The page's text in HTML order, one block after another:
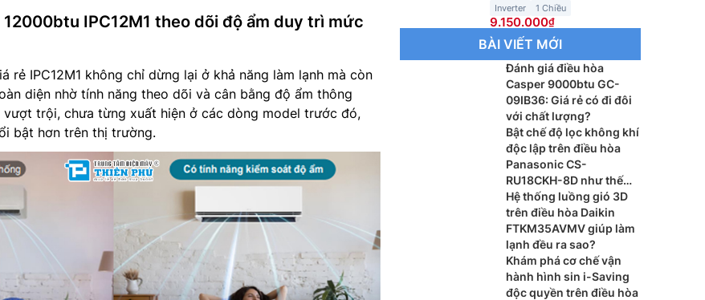
12000btu IPC12M1 theo dõi độ ẩm duy trì mức
rẻ IPC12M1 không chỉ dừng lại ở khả năng làm lạnh mà còn
diện nhờ tính năng theo dõi và cân bằng độ ẩm thông
trội, chưa từng xuất hiện ở các dòng model trước đó,
bật hơn trên thị trường.
Inverter 1 Chiều
9.150.000
BÀI VIẾT MỚI
Đánh giá điều hòa
Casper 9000btu GC-
09IB36: Giá rẻ có đi đôi
với chất lượng?
Bật chế độ lọc không khí
độc lập trên điều hòa
Panasonic CS-
RU18CKH-8D như thế
nào?
Hệ thống luồng gió 3D
trên điều hòa Daikin
FTKM35AVMV giúp làm
lạnh đều ra sao?
Khám phá cơ chế vận
hành hình sin i-Saving
độc quyền trên điều hòa